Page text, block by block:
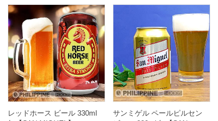
ッ
プ
ル
ジ
ュ
ー
ス
ス
モ
ー
ル
2
2
m
レッドホース ビール 330ml
サンミゲル ペールピルセン